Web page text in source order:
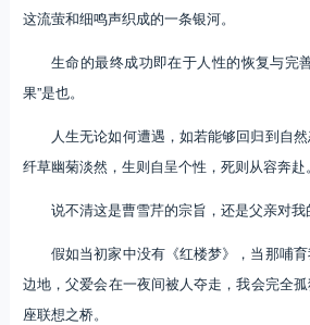
这流萤和细鸣声织成的一条银河。
生命的最终成功即在于人性的恢复与完
果”是也。
人生无论如何遭遇，如若能够回归到自
纤草幽菊淡然，生则自呈个性，死则从容奔赴
说不清这是曹雪芹的宗旨，还是父亲对我
假如当初家中没有《红楼梦》，当那哺
边地，父爱会在一夜间被人夺走，我会完全
座联想之桥。